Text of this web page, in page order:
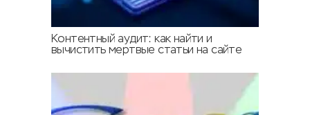
Контентный аудит: как найти и
вычистить мертвые статьи на сайте